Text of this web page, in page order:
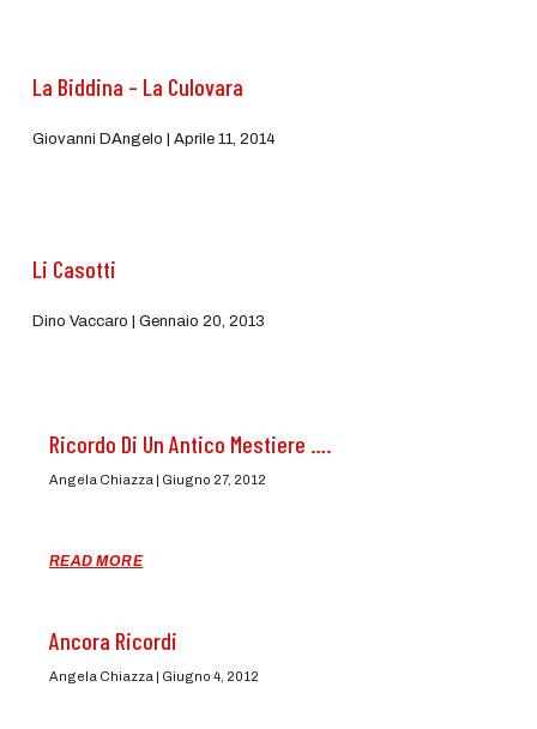
La Biddina – La Culovara
Giovanni DAngelo Aprile 11, 2014
Li Casotti
Dino Vaccaro Gennaio 20, 2013
Ricordo Di Un Antico Mestiere ….
Angela Chiazza Giugno 27, 2012
READ MORE
Ancora Ricordi
Angela Chiazza Giugno 4, 2012